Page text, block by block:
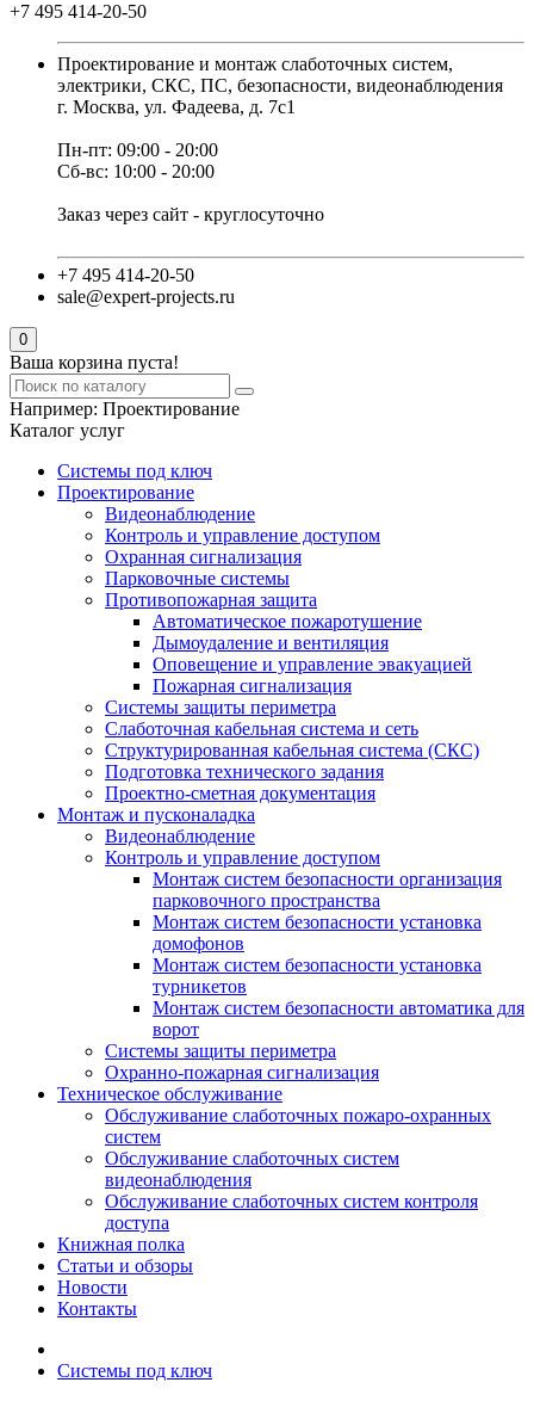
+7 495 414-20-50
Проектирование и монтаж слаботочных систем,
электрики, СКС, ПС, безопасности, видеонаблюдения
г. Москва, ул. Фадеева, д. 7с1
Пн-пт: 09:00 - 20:00
Сб-вс: 10:00 - 20:00
Заказ через сайт - круглосуточно
+7 495 414-20-50
sale@expert-projects.ru
0
Ваша корзина пуста!
Например: Проектирование
Каталог услуг
Системы под ключ
Проектирование
Видеонаблюдение
Контроль и управление доступом
Охранная сигнализация
Парковочные системы
Противопожарная защита
Автоматическое пожаротушение
Дымоудаление и вентиляция
Оповещение и управление эвакуацией
Пожарная сигнализация
Системы защиты периметра
Слаботочная кабельная система и сеть
Структурированная кабельная система (СКС)
Подготовка технического задания
Проектно-сметная документация
Монтаж и пусконаладка
Видеонаблюдение
Контроль и управление доступом
Монтаж систем безопасности организация
парковочного пространства
Монтаж систем безопасности установка
домофонов
Монтаж систем безопасности установка
турникетов
Монтаж систем безопасности автоматика для
ворот
Системы защиты периметра
Охранно-пожарная сигнализация
Техническое обслуживание
Обслуживание слаботочных пожаро-охранных
систем
Обслуживание слаботочных систем
видеонаблюдения
Обслуживание слаботочных систем контроля
доступа
Книжная полка
Статьи и обзоры
Новости
Контакты
Системы под ключ